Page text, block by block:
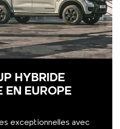
HYBRIDE
EN EUROPE
exceptionnelles avec